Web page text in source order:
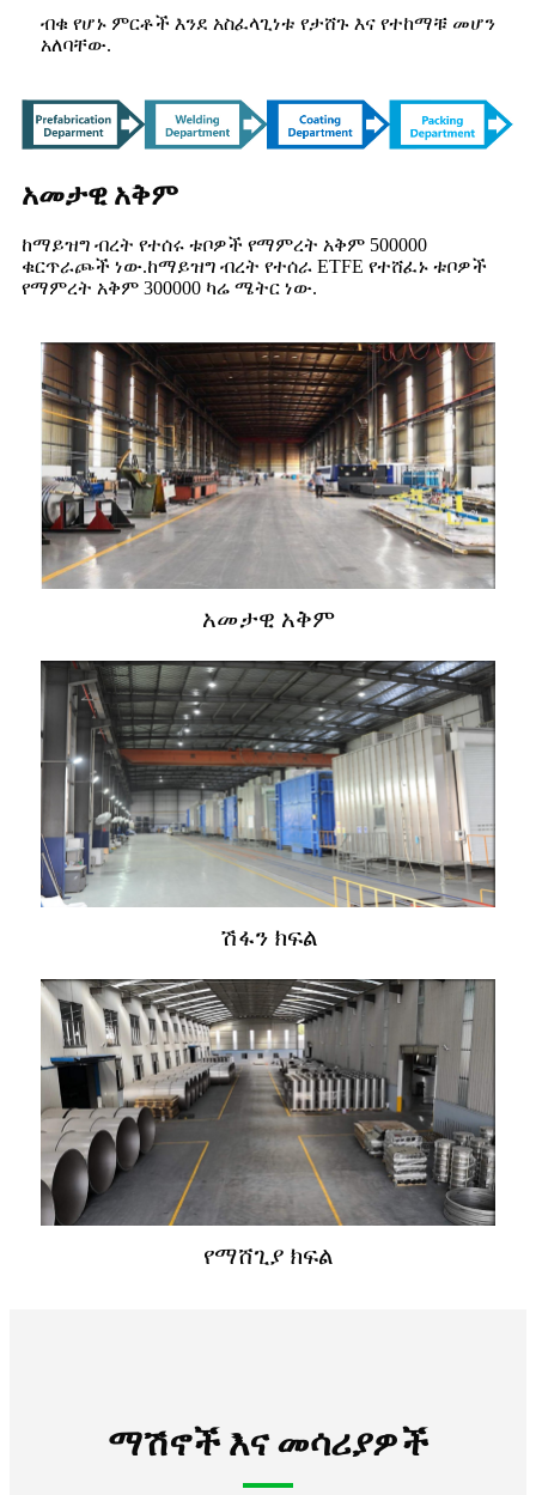
ብቁ የሆኑ ምርቶች እንደ አስፈላጊነቱ የታሸጉ እና የተከማቹ መሆን
አለባቸው.
አመታዊ አቅም
ከማይዝግ ብረት የተሰሩ ቱቦዎች የማምረት አቅም 500000
ቁርጥራጮች ነው.ከማይዝግ ብረት የተሰራ ETFE የተሸፈኑ ቱቦዎች
የማምረት አቅም 300000 ካሬ ሜትር ነው.
አመታዊ አቅም
ሽፋን ክፍል
የማሸጊያ ክፍል
ማሽኖች እና መሳሪያዎች